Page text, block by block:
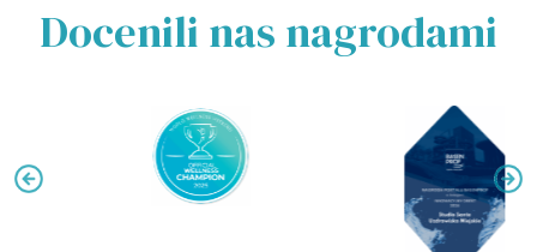
Docenili nas nagrodami